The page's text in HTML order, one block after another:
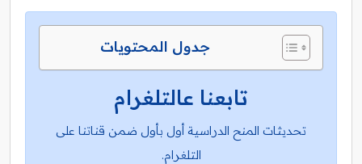
جدول المحتويات
تابعنا عالتلغرام
تحديثات المنح الدراسية أول بأول ضمن قناتنا على
التلغرام.